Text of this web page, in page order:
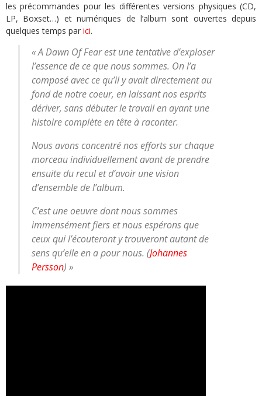
les précommandes pour les différentes versions physiques (CD,
LP, Boxset…) et numériques de l’album sont ouvertes depuis
quelques temps par ici.
« A Dawn Of Fear est une tentative d’exploser
l’essence de ce que nous sommes. On l’a
composé avec ce qu’il y avait directement au
fond de notre coeur, en laissant nos esprits
dériver, sansdébuter le travail en ayant une
histoire complète en tête à raconter.
Nous avons concentré nos efforts sur chaque
morceau individuellement avant de prendre
ensuite du recul et d’avoir une vision
d’ensemble de l’album.
C’est une oeuvre dont nous sommes
immensément fiers et nous espérons que
ceux qui l’écouteront y trouveront autant de
sens qu’elle en a pour nous. (Johannes
Persson) »